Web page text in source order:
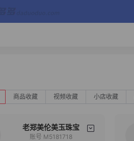
商品收藏 视频收藏 小店收藏
老郑美伦美玉珠宝
账号 M5181718